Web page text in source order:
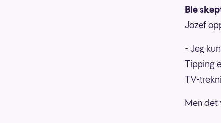
Ble
Jozef
- Jeg
Tipping
TV-
Men det